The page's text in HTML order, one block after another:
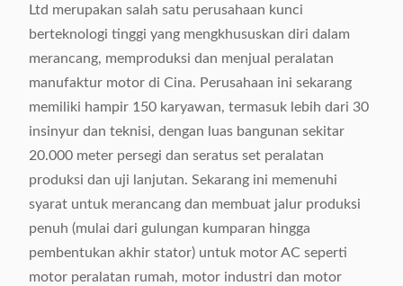
Ltd merupakan salah satu perusahaan kunci
berteknologi tinggi yang mengkhususkan diri dalam
merancang, memproduksi dan menjual peralatan
manufaktur motor di Cina. Perusahaan ini sekarang
memiliki hampir 150 karyawan, termasuk lebih dari 30
insinyur dan teknisi, dengan luas bangunan sekitar
20.000 meter persegi dan seratus set peralatan
produksi dan uji lanjutan. Sekarang ini memenuhi
syarat untuk merancang dan membuat jalur produksi
penuh (mulai dari gulungan kumparan hingga
pembentukan akhir stator) untuk motor AC seperti
motor peralatan rumah, motor industri dan motor